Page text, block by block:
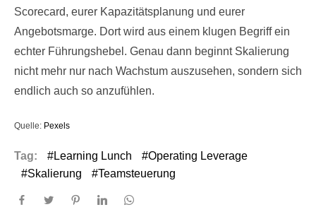
Scorecard, eurer Kapazitätsplanung und eurer
Angebotsmarge. Dort wird aus einem klugen Begriff ein
echter Führungshebel. Genau dann beginnt Skalierung
nicht mehr nur nach Wachstum auszusehen, sondern sich
endlich auch so anzufühlen.
Quelle: Pexels
Tag: Learning Lunch
Operating Leverage
Skalierung
Teamsteuerung